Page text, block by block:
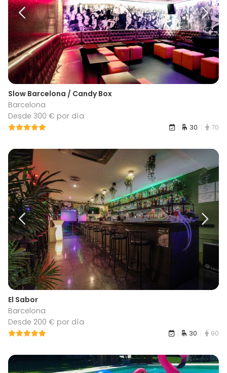
Slow Barcelona / Candy Box
Barcelona
Desde 300 € por día
30 70
El Sabor
Barcelona
Desde 200 € por día
30 90